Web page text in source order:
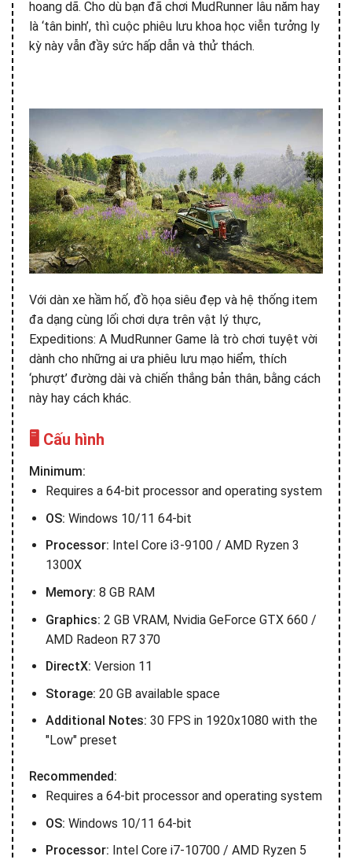
hoang dã. Cho dù bạn đã chơi MudRunner lâu năm hay
là ‘tân binh’, thì cuộc phiêu lưu khoa học viễn tưởng ly
kỳ này vẫn đầy sức hấp dẫn và thử thách.
Với dàn xe hầm hố, đồ họa siêu đẹp và hệ thống item
đa dạng cùng lối chơi dựa trên vật lý thực,
Expeditions: A MudRunner Game là trò chơi tuyệt vời
dành cho những ai ưa phiêu lưu mạo hiểm, thích
‘phượt’ đường dài và chiến thắng bản thân, bằng cách
này hay cách khác.
🖥️ Cấu hình
Minimum:
Requires a 64-bit processor and operating system
OS: Windows 10/11 64-bit
Processor: Intel Core i3-9100 / AMD Ryzen 3
1300X
Memory: 8 GB RAM
Graphics: 2 GB VRAM, Nvidia GeForce GTX 660 /
AMD Radeon R7 370
DirectX: Version 11
Storage: 20 GB available space
Additional Notes: 30 FPS in 1920x1080 with the
"Low" preset
Recommended:
Requires a 64-bit processor and operating system
OS: Windows 10/11 64-bit
Processor: Intel Core i7-10700 / AMD Ryzen 5